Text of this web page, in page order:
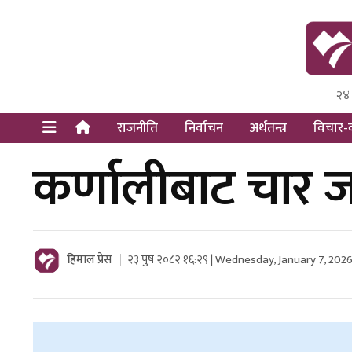
Himal
Dot
राजनीति निर्वाचन अर्थतन्त्र विचार-
कर्णालीबाट चार
हिमाल प्रेस २३ पुष २०८२ १६:२९ | Wednesday, January 7, 2026